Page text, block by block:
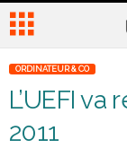
ORDINATEUR & CO
L’UEFI va
2011